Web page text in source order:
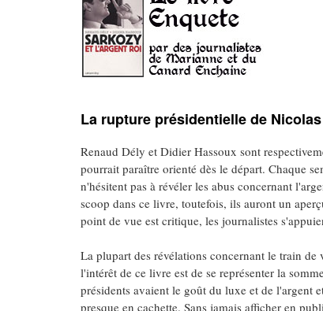
La rupture présidentielle de
Renaud Dély et Didier Hassoux sont
pourrait paraître orienté dès le départ. Chaque
n'hésitent pas à révéler les abus concernant
scoop dans ce livre, toutefois, ils auront un
point de vue est critique, les journalistes
La plupart des révélations concernant le train
l'intérêt de ce livre est de se représenter la
présidents avaient le goût du luxe et de
presque en cachette. Sans jamais afficher en